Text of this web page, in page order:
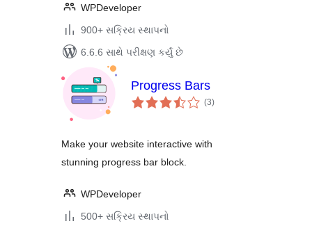
WPDeveloper
900+ સક્રિય સ્થાપનો
6.6.6 સાથે પરીક્ષણ કર્યું છે
Progress Bars
(3કુલ
રેટિંગ્સ
)
Make your website interactive with
stunning progress bar block.
WPDeveloper
500+ સક્રિય સ્થાપનો